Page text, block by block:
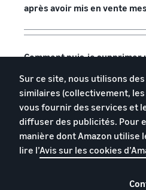
après avoir mis en vente
Comment puis-je supprimer
Sur ce site, nous utilisons
similaires (collectivement, les
vous fournir des services et
diffuser des publicités. Pour
manière dont Amazon utilise
lire l’Avis sur les cookies